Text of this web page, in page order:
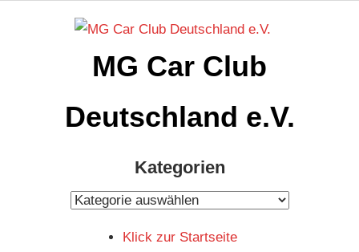
MG Car Club
Deutschland e.V.
Kategorien
Kategorien
Klick zur Startseite